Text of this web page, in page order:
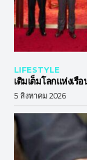
LIFESTYLE
เติมเต็มโลกแห่งเรื
5 สิงหาคม 2026